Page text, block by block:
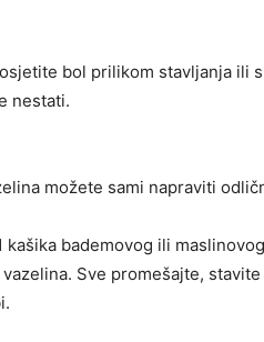
bol prilikom stavljanja ili
nestati.
možete sami napraviti
kašika bademovog ili
Sve promešajte,